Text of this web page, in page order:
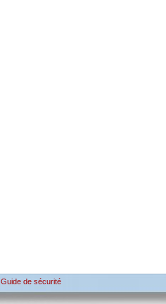
Guide de sécurité